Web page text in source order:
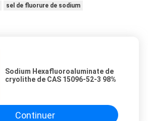
sel de fluorure de sodium
Sodium Hexafluoroaluminate de
cryolithe de CAS 15096-52-3 98%
Continuer